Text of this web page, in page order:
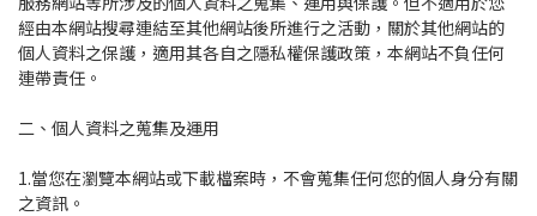
經由本網站搜尋連結至其他網站後所進行之活動，關於其他網站的
個人資料之保護，適用其各自之隱私權保護政策，本網站不負任何
連帶責任。
二、個人資料之蒐集及運用
1.當您在瀏覽本網站或下載檔案時，不會蒐集任何您的個人身分有關
之資訊。